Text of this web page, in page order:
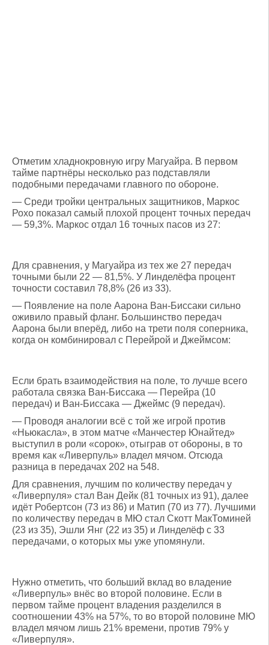
Отметим хладнокровную игру Магуайра. В первом
тайме партнёры несколько раз подставляли
подобными передачами главного по обороне.
— Среди тройки центральных защитников, Маркос
Рохо показал самый плохой процент точных передач
— 59,3%. Маркос отдал 16 точных пасов из 27:
Для сравнения, у Магуайра из тех же 27 передач
точными были 22 — 81,5%. У Линделёфа процент
точности составил 78,8% (26 из 33).
— Появление на поле Аарона Ван-Биссаки сильно
оживило правый фланг. Большинство передач
Аарона были вперёд, либо на трети поля соперника,
когда он комбинировал с Перейрой и Джеймсом:
Если брать взаимодействия на поле, то лучше всего
работала связка Ван-Биссака — Перейра (10
передач) и Ван-Биссака — Джеймс (9 передач).
— Проводя аналогии всё с той же игрой против
«Ньюкасла», в этом матче «Манчестер Юнайтед»
выступил в роли «сорок», отыграв от обороны, в то
время как «Ливерпуль» владел мячом. Отсюда
разница в передачах 202 на 548.
Для сравнения, лучшим по количеству передач у
«Ливерпуля» стал Ван Дейк (81 точных из 91), далее
идёт Робертсон (73 из 86) и Матип (70 из 77). Лучшими
по количеству передач в МЮ стал Скотт МакТоминей
(23 из 35), Эшли Янг (22 из 35) и Линделёф с 33
передачами, о которых мы уже упомянули.
Нужно отметить, что больший вклад во владение
«Ливерпуль» внёс во второй половине. Если в
первом тайме процент владения разделился в
соотношении 43% на 57%, то во второй половине МЮ
владел мячом лишь 21% времени, против 79% у
«Ливерпуля».